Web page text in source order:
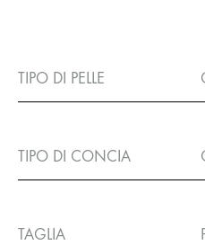
TIPO DI PELLE
TIPO DI CONCIA
TAGLIA